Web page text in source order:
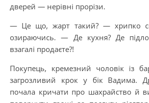
дверей — нерівні прорізи.
— Це що, жарт такий? — хрипко
озираючись. — Де кухня? Де
взагалі продаєте?!
Покупець, кремезний чоловік із
загрозливий крок у бік Вадима.
почала кричати про шахрайство й